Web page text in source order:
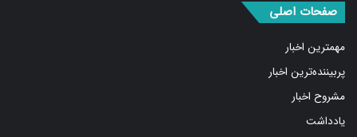
مهمترین اخبار
پربیننده‌ترین اخبار
مشروح اخبار
یادداشت
روایت روز